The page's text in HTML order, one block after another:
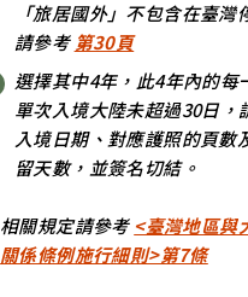
「旅居國外」不包含在臺灣
請參考 第30頁
選擇其中4年，此4年內的每
單次入境大陸未超過30日，
入境日期、對應護照的頁數
留天數，並簽名切結。
相關規定請參考 <臺灣地區與
關係條例施行細則>第7條